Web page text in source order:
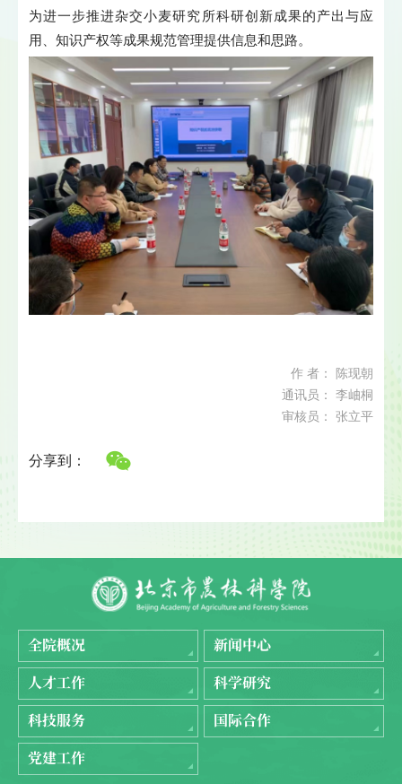
为进一步推进杂交小麦研究所科研创新成果的产出与应
用、知识产权等成果规范管理提供信息和思路。
作 者： 陈现朝
通讯员： 李岫桐
审核员： 张立平
分享到：
全院概况
新闻中心
人才工作
科学研究
科技服务
国际合作
党建工作